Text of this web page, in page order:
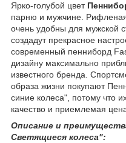
Ярко-голубой цвет
парню и мужчине.
очень удобны для мужской
создадут прекрасное
современный пенниборд
дизайну максимально
известного бренда.
образа жизни покупают
синие колеса", потому что
качество и приемлемая
Описание и
Светящиеся колеса":